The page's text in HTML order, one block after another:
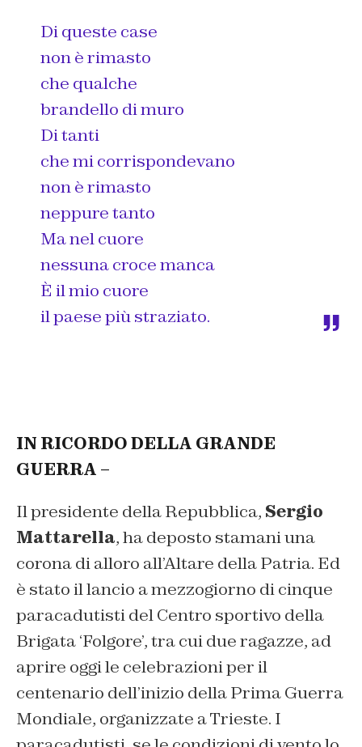
Di queste case
non è rimasto
che qualche
brandello di muro
Di tanti
che mi corrispondevano
non è rimasto
neppure tanto
Ma nel cuore
nessuna croce manca
È il mio cuore
il paese più straziato.
IN RICORDO DELLA GRANDE
GUERRA –
Il presidente della Repubblica, Sergio
Mattarella, ha deposto stamani una
corona di alloro all’Altare della Patria. Ed
è stato il lancio a mezzogiorno di cinque
paracadutisti del Centro sportivo della
Brigata ‘Folgore’, tra cui due ragazze, ad
aprire oggi le celebrazioni per il
centenario dell’inizio della Prima Guerra
Mondiale, organizzate a Trieste. I